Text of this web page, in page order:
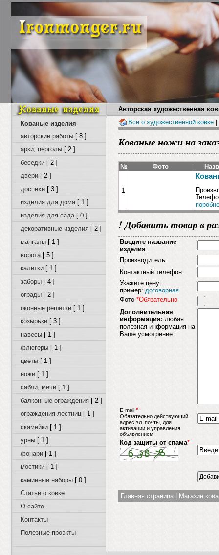
Авторская художественная
Кованые изделия
авторские работы [ 8 ]
арки, перголы [ 2 ]
беседки [ 2 ]
двери [ 2 ]
доспехи [ 3 ]
изделия для дома[ 1 ]
изделия для сада[ 0 ]
декоративные изделия [ 2 ]
мангалы [ 1 ]
ворота[ 5 ]
калитки [ 1 ]
заборы [ 4 ]
ограды [ 2 ]
оконные решетки [ 1 ]
козырьки [ 3 ]
навесы [ 1 ]
флюгеры [ 1 ]
цветы [ 1 ]
ножи [ 1 ]
сабли, мечи [ 1 ]
балконные ограждения [ 2 ]
ограждения лестниц [ 1 ]
скамейки [ 1 ]
урны [ 1 ]
фонари [ 1 ]
мостики [ 1 ]
каминные наборы [ 0 ]
Статьи о ковке
О сайте
Контакты
Полезные проэкты
Все о художественной ковке |
Кованые ножи на
№ Фото
1
! Добавить товар в
Введите название
изделия
Производитель:
Контактный телефон:
Укажите цену:
пример: договорная
Фото *Обязательно
Дополнительная
информация: любая
полезная информация на
Ваше усмотрение:
E-mail *
Обязательно действующий
адрес эл. почты, для
активации и управления
объявлением
Код защиты от спама*
Главная страница Магазин